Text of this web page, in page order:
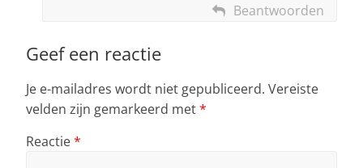
Beantwoorden
Geef een reactie
Je e-mailadres wordt niet gepubliceerd. Vereiste
velden zijn gemarkeerd met*
Reactie*